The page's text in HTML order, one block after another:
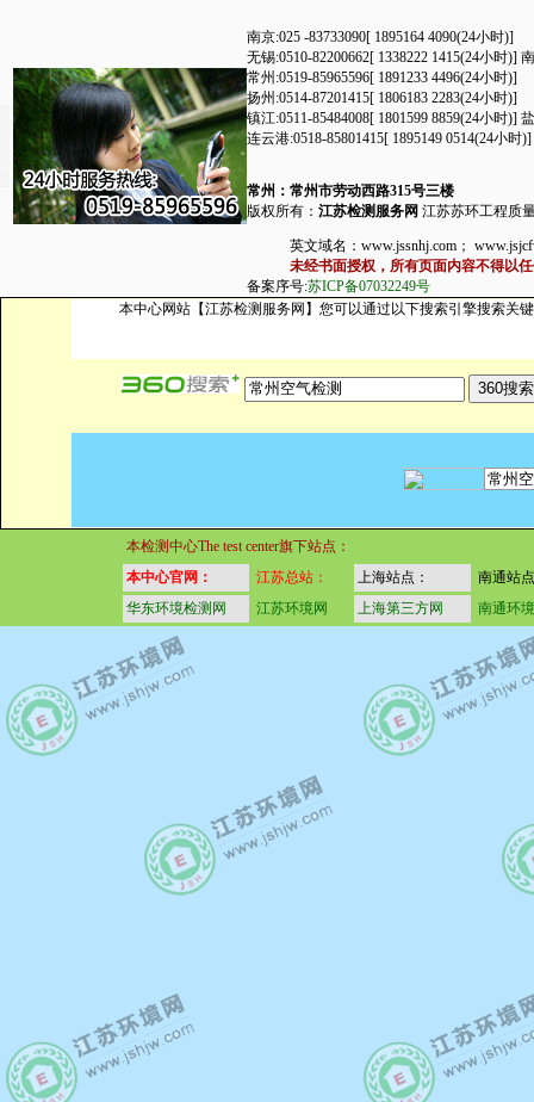
南京:025 -83733090[ 1895164 4090(24小
无锡:0510-82200662[ 1338222 1415(24小时)]
常州:0519-85965596[ 1891233 4496(24小时)]
扬州:0514-87201415[ 1806183 2283(24
镇江:0511-85484008[ 1801599 8859(24小时)]
连云港:0518-85801415[ 1895149 0514(24小
常州：常州市劳动西路315号三楼
版权所有： 江苏检测服务网 江苏苏环工程质
英文域名：www.jssnhj.com；
未经书面授权，所有页面内容不得以任
备案序号:苏ICP备07032249号
本中心网站【江苏检测服务网】您可以通过以下搜索引擎搜索关
本检测中心The test center旗下站点：
本中心官网：
江苏总站： 上海站点：
南通站
华东环境检测网
江苏环境网 上海第三方网 南通环